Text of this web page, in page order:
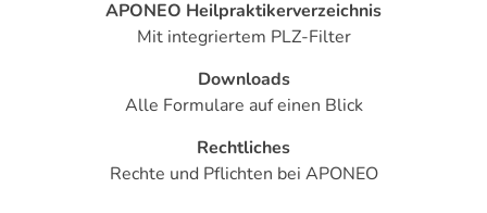
APONEO Heilpraktikerverzeichnis
Mit integriertem PLZ-Filter
Downloads
Alle Formulare auf einen Blick
Rechtliches
Rechte und Pflichten bei APONEO